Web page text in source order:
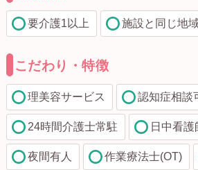
要介護1以上 施設と同じ地
こだわり・特徴
理美容サービス 認知症相談
24時間介護士常駐 日中看護
夜間有人 作業療法士(OT)